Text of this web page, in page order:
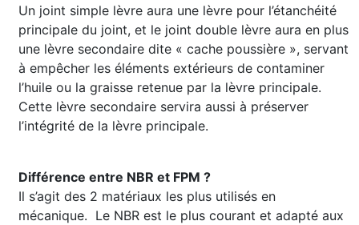
Un joint simple lèvre aura une lèvre pour l’étanchéité
principale du joint, et le joint double lèvre aura en plus
une lèvre secondaire dite « cache poussière », servant
à empêcher les éléments extérieurs de contaminer
l’huile ou la graisse retenue par la lèvre principale.
Cette lèvre secondaire servira aussi à préserver
l’intégrité de la lèvre principale.
Différence entre NBR et FPM ?
Il s’agit des 2 matériaux les plus utilisés en
mécanique. Le NBR est le plus courant et adapté aux